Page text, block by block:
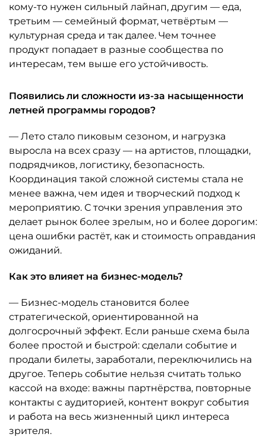
кому-то нужен сильный лайнап, другим — еда,
третьим — семейный формат, четвёртым —
культурная среда и так далее. Чем точнее
продукт попадает в разные сообщества по
интересам, тем выше его устойчивость.
Появились ли сложности из-за насыщенности
летней программы городов?
— Лето стало пиковым сезоном, и нагрузка
выросла на всех сразу — на артистов, площадки,
подрядчиков, логистику, безопасность.
Координация такой сложной системы стала не
менее важна, чем идея и творческий подход к
мероприятию. С точки зрения управления это
делает рынок более зрелым, но и более дорогим:
цена ошибки растёт, как и стоимость оправдания
ожиданий.
Как это влияет на бизнес-модель?
— Бизнес-модель становится более
стратегической, ориентированной на
долгосрочный эффект. Если раньше схема была
более простой и быстрой: сделали событие и
продали билеты, заработали, переключились на
другое. Теперь событие нельзя считать только
кассой на входе: важны партнёрства, повторные
контакты с аудиторией, контент вокруг события
и работа на весь жизненный цикл интереса
зрителя.